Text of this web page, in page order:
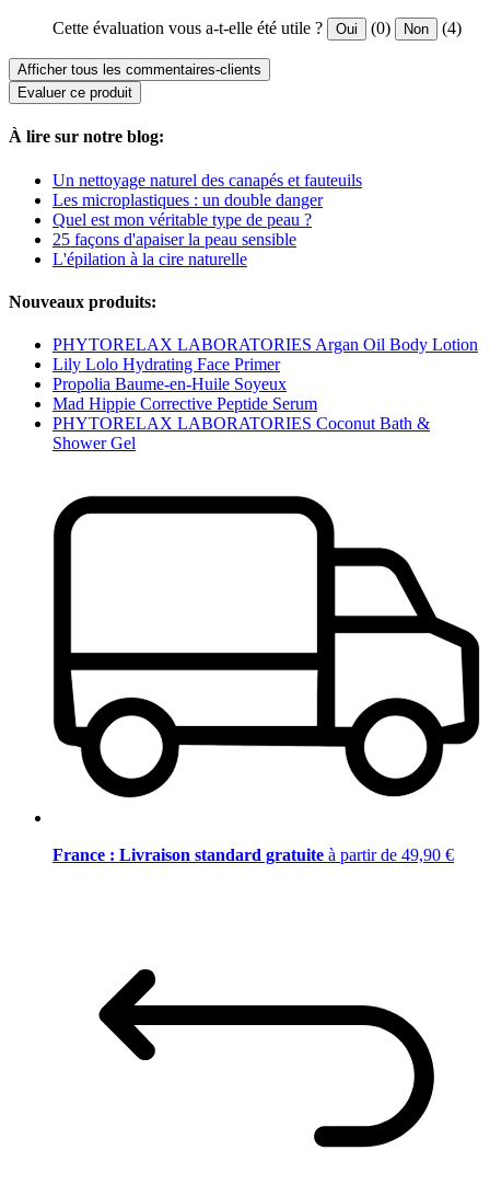
Cette évaluation vous a-t-elle été utile ? Oui (0) Non (4)
Afficher tous les commentaires-clients
Evaluer ce produit
À lire sur notre blog:
Un nettoyage naturel des canapés et fauteuils
Les microplastiques : un double danger
Quel est mon véritable type de peau ?
25 façons d'apaiser la peau sensible
L'épilation à la cire naturelle
Nouveaux produits:
PHYTORELAX LABORATORIES Argan Oil Body Lotion
Lily Lolo Hydrating Face Primer
Propolia Baume-en-Huile Soyeux
Mad Hippie Corrective Peptide Serum
PHYTORELAX LABORATORIES Coconut Bath &
Shower Gel
France : Livraison standard gratuite à partir de 49,90 €